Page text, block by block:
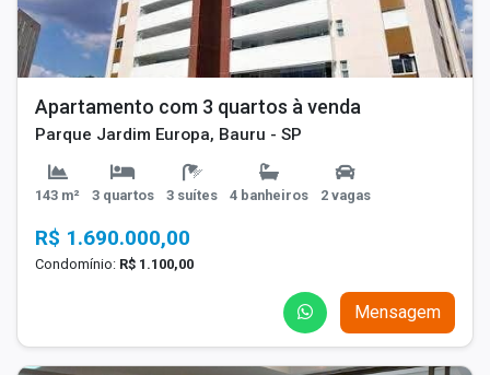
Apartamento com 3 quartos à venda
Parque Jardim Europa, Bauru - SP
143 m² 3 quartos 3 suítes 4 banheiros 2 vagas
R$ 1.690.000,00
Condomínio: R$ 1.100,00
Mensagem